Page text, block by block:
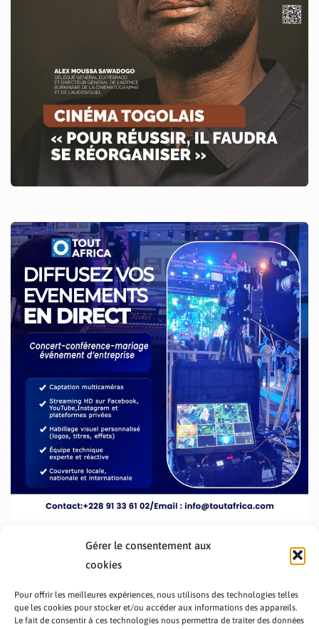
Gérer le consentement aux
cookies
Pour offrir les meilleures expériences, nous utilisons des technologies telles
que les cookies pour stocker et/ou accéder aux informations des appareils.
Le fait de consentir à ces technologies nous permettra de traiter des données